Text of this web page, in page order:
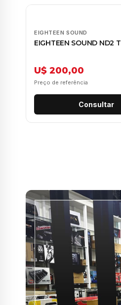
EIGHTEEN SOUND
EIGHTEEN SOUND ND2 T
U$ 200,00
Preço de referência
Consultar